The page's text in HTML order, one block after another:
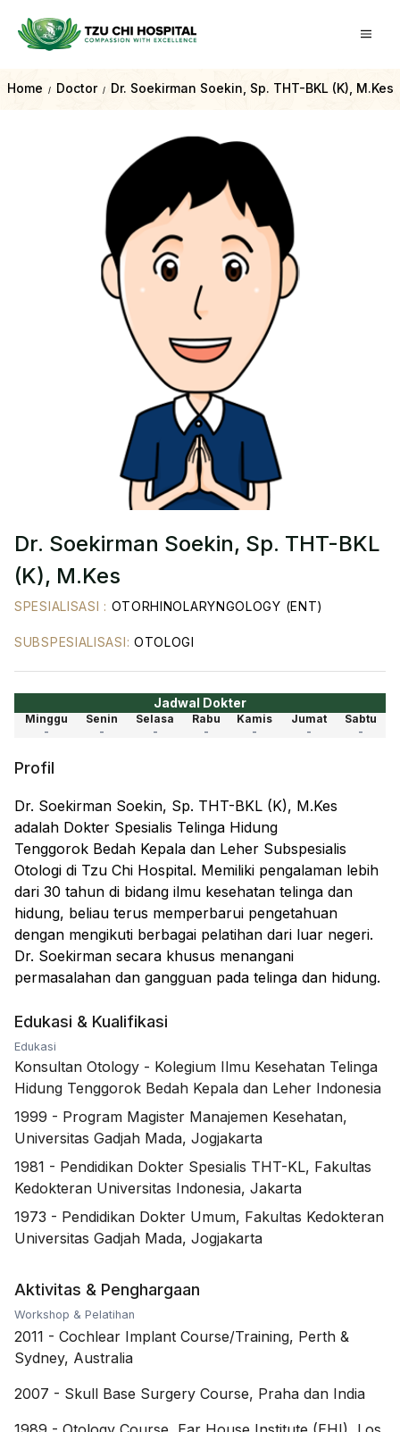
Home / Doctor / Dr. Soekirman Soekin, Sp. THT-BKL (K), M.Kes
Dr. Soekirman Soekin, Sp. THT-BKL
(K), M.Kes
SPESIALISASI : OTORHINOLARYNGOLOGY (ENT)
SUBSPESIALISASI: OTOLOGI
Jadwal Dokter
Minggu Senin Selasa Rabu Kamis Jumat
Sabtu
-
- - - - - -
Profil
Dr. Soekirman Soekin, Sp. THT-BKL (K), M.Kes
adalah Dokter Spesialis Telinga Hidung
Tenggorok Bedah Kepala dan Leher Subspesialis
Otologi di Tzu Chi Hospital. Memiliki pengalaman lebih
dari 30 tahun di bidang ilmu kesehatan telinga dan
hidung, beliau terus memperbarui pengetahuan
dengan mengikuti berbagai pelatihan dari luar negeri.
Dr. Soekirman secara khusus menangani
permasalahan dan gangguan pada telinga dan hidung.
Edukasi & Kualifikasi
Edukasi
Konsultan Otology - Kolegium Ilmu Kesehatan Telinga
Hidung Tenggorok Bedah Kepala dan Leher Indonesia
1999 - Program Magister Manajemen Kesehatan,
Universitas Gadjah Mada, Jogjakarta
1981 - Pendidikan Dokter Spesialis THT-KL, Fakultas
Kedokteran Universitas Indonesia, Jakarta
1973 - Pendidikan Dokter Umum, Fakultas Kedokteran
Universitas Gadjah Mada, Jogjakarta
Aktivitas & Penghargaan
Workshop & Pelatihan
2011 - Cochlear Implant Course/Training, Perth &
Sydney, Australia
2007 - Skull Base Surgery Course, Praha dan India